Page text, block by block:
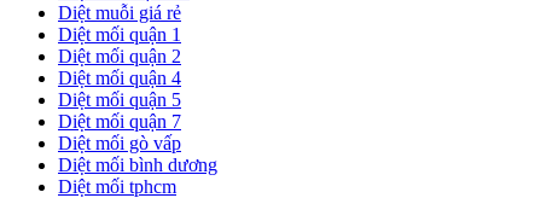
Diệt muỗi giá rẻ
Diệt mối quận 1
Diệt mối quận 2
Diệt mối quận 4
Diệt mối quận 5
Diệt mối quận 7
Diệt mối gò vấp
Diệt mối bình dương
Diệt mối tphcm